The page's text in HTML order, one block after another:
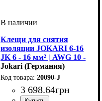
Клещи для снятия
изоляции JOKARI 6-16
JK 6 - 16 мм² | AWG 10 -
5
Jokari (Германия)
20090-J
3 698.64грн